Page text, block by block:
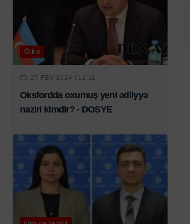
Ölkə
27 FEV 2024 | 12:11
Oksfordda oxumuş yeni ədliyyə
naziri kimdir? - DOSYE